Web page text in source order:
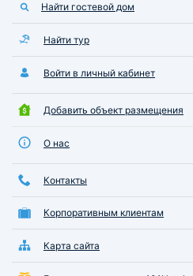
Найти гостевой дом
Найти тур
Войти в личный кабинет
Добавить объект размещения
О нас
Контакты
Корпоративным клиентам
Карта сайта